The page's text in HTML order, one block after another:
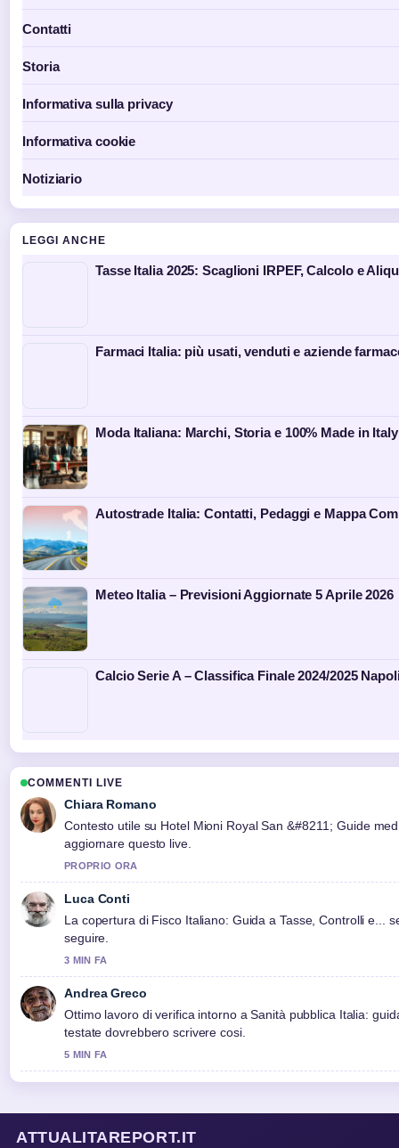
Contatti
Storia
Informativa sulla privacy
Informativa cookie
Notiziario
LEGGI ANCHE
Tasse Italia 2025: Scaglioni IRPEF, Calcolo e
Farmaci Italia: più usati, venduti e aziende
Moda Italiana: Marchi, Storia e 100% Made in Italy
Autostrade Italia: Contatti, Pedaggi e Mappa
Meteo Italia – Previsioni Aggiornate 5 Aprile 2026
Calcio Serie A – Classifica Finale 2024/2025
COMMENTI LIVE
Chiara Romano
Contesto utile su Hotel Mioni Royal San &#8211; Guide
aggiornare questo live.
PROPRIO ORA
Luca Conti
La copertura di Fisco Italiano: Guida a Tasse, Controlli e...
seguire.
3 MIN FA
Andrea Greco
Ottimo lavoro di verifica intorno a Sanità pubblica Italia:
testate dovrebbero scrivere cosi.
5 MIN FA
ATTUALITAREPORT.IT